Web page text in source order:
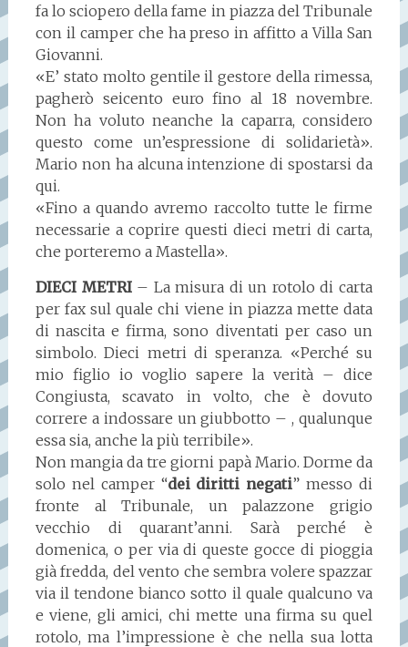
fa lo sciopero della fame in piazza del Tribunale
con il camper che ha preso in affitto a Villa San
Giovanni.
«E’ stato molto gentile il gestore della rimessa,
pagherò seicento euro fino al 18 novembre.
Non ha voluto neanche la caparra, considero
questo come un’espressione di solidarietà».
Mario non ha alcuna intenzione di spostarsi da
qui.
«Fino a quando avremo raccolto tutte le firme
necessarie a coprire questi dieci metri di carta,
che porteremo a Mastella».
DIECI METRI– La misura di un rotolo di carta
per fax sul quale chi viene in piazza mette data
di nascita e firma, sono diventati per caso un
simbolo. Dieci metri di speranza. «Perché su
mio figlio io voglio sapere la verità – dice
Congiusta, scavato in volto, che è dovuto
correre a indossare un giubbotto – , qualunque
essa sia, anche la più terribile».
Non mangia da tre giorni papà Mario. Dorme da
solo nel camper “dei diritti negati” messo di
fronte al Tribunale, un palazzone grigio
vecchio di quarant’anni. Sarà perché è
domenica, o per via di queste gocce di pioggia
già fredda, del vento che sembra volere spazzar
via il tendone bianco sotto il quale qualcuno va
e viene, gli amici, chi mette una firma su quel
rotolo, ma l’impressione è che nella sua lotta